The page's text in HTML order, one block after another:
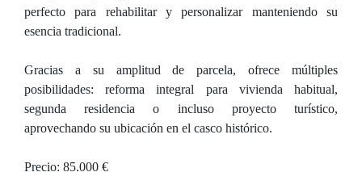
perfecto para rehabilitar y personalizar manteniendo su
esencia tradicional.
Gracias a su amplitud de parcela, ofrece múltiples
posibilidades: reforma integral para vivienda habitual,
segunda residencia o incluso proyecto turístico,
aprovechando su ubicación en el casco histórico.
Precio: 85.000 €